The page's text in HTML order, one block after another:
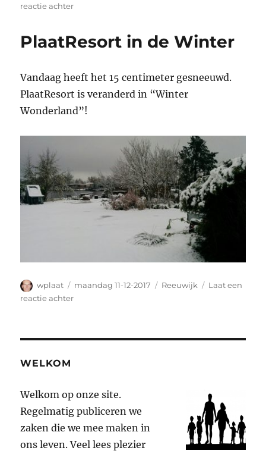
reactie achterop
PlaatResort in de Winter
Vandaag heeft het 15 centimeter gesneeuwd.
PlaatResort is veranderd in “Winter
Wonderland”!
Auteur
wplaat
Geplaatst
maandag 11-12-2017 Categorieën
Reeuwijk
Laat een
reactie achterop
WELKOM
Welkom op onze site.
Regelmatig publiceren we
zaken die we mee maken in
ons leven. Veel lees plezier